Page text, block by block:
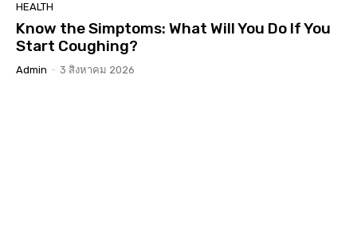
HEALTH
Know the Simptoms: What Will You Do If You
Start Coughing?
Admin - 3 สิงหาคม 2026